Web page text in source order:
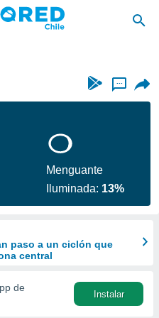
...
Menguante
Iluminada: 13%
paso a un ciclón que
central
de
Instalar